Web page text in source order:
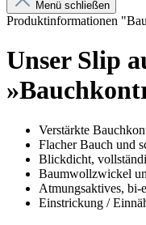
Menü schließen
Produktinformationen
Unser Slip
Verstärkte
Flacher Bauch und
Blickdicht,
Baumwollzwickel
Atmungsaktives, bi-
Einstrickung /